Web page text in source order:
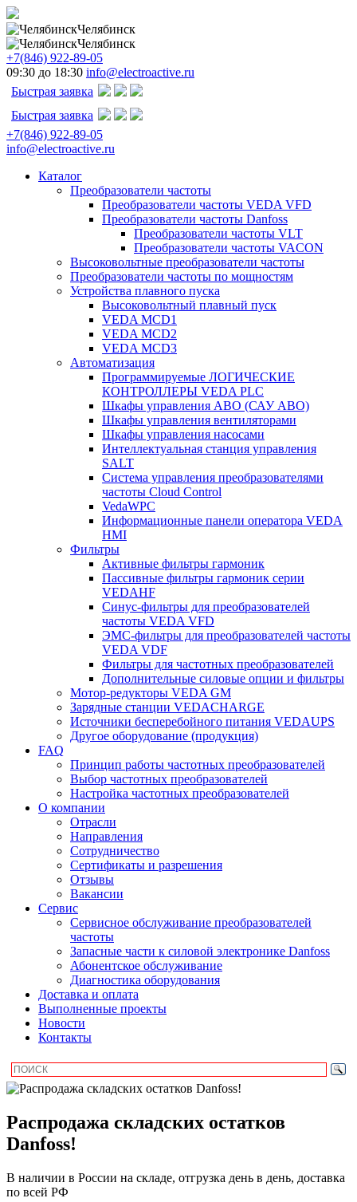
Челябинск
Челябинск
+7(846) 922-89-05
09:30 до 18:30 info@electroactive.ru
Быстрая заявка
Быстрая заявка
+7(846) 922-89-05
info@electroactive.ru
Каталог
Преобразователи частоты
Преобразователи частоты VEDA VFD
Преобразователи частоты Danfoss
Преобразователи частоты VLT
Преобразователи частоты VACON
Высоковольтные преобразователи частоты
Преобразователи частоты по мощностям
Устройства плавного пуска
Высоковольтный плавный пуск
VEDA MCD1
VEDA MCD2
VEDA MCD3
Автоматизация
Программируемые ЛОГИЧЕСКИЕ
КОНТРОЛЛЕРЫ VEDA PLC
Шкафы управления АВО (САУ АВО)
Шкафы управления вентиляторами
Шкафы управления насосами
Интеллектуальная станция управления
SALT
Система управления преобразователями
частоты Cloud Control
VedaWPC
Информационные панели оператора VEDA
HMI
Фильтры
Активные фильтры гармоник
Пассивные фильтры гармоник серии
VEDAHF
Синус-фильтры для преобразователей
частоты VEDA VFD
ЭМС-фильтры для преобразователей частоты
VEDA VDF
Фильтры для частотных преобразователей
Дополнительные силовые опции и фильтры
Мотор-редукторы VEDA GM
Зарядные станции VEDACHARGE
Источники бесперебойного питания VEDAUPS
Другое оборудование (продукция)
FAQ
Принцип работы частотных преобразователей
Выбор частотных преобразователей
Настройка частотных преобразователей
О компании
Отрасли
Направления
Сотрудничество
Сертификаты и разрешения
Отзывы
Вакансии
Сервис
Сервисное обслуживание преобразователей
частоты
Запасные части к силовой электронике Danfoss
Абонентское обслуживание
Диагностика оборудования
Доставка и оплата
Выполненные проекты
Новости
Контакты
Распродажа складских остатков
Danfoss!
В наличии в России на складе, отгрузка день в день, доставка
по всей РФ